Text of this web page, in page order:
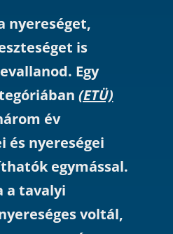
nyereséget,
is
Egy
(ETÜ)
év
és nyereségei
egymással.
a tavalyi
voltál,